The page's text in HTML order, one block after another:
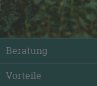
Beratung
Vorteile